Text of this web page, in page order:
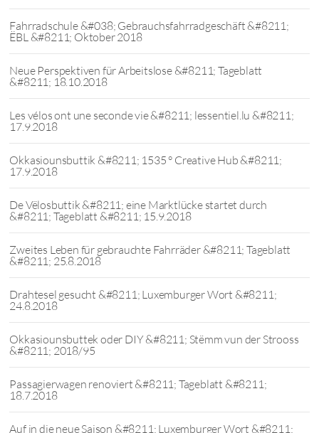
Fahrradschule &#038; Gebrauchsfahrradgeschäft &#8211;
ËBL &#8211; Oktober 2018
Neue Perspektiven für Arbeitslose &#8211; Tageblatt
&#8211; 18.10.2018
Les vélos ont une seconde vie &#8211; lessentiel.lu &#8211;
17.9.2018
Okkasiounsbuttik &#8211; 1535 ° Creative Hub &#8211;
17.9.2018
De Vëlosbuttik &#8211; eine Marktlücke startet durch
&#8211; Tageblatt &#8211; 15.9.2018
Zweites Leben für gebrauchte Fahrräder &#8211; Tageblatt
&#8211; 25.8.2018
Drahtesel gesucht &#8211; Luxemburger Wort &#8211;
24.8.2018
Okkasiounsbuttek oder DIY &#8211; Stëmm vun der Strooss
&#8211; 2018/95
Passagierwagen renoviert &#8211; Tageblatt &#8211;
18.7.2018
Auf in die neue Saison &#8211; Luxemburger Wort &#8211;